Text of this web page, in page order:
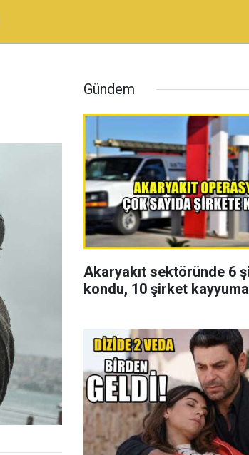
Gündem
Akaryakıt sektöründe 6
kondu, 10 şirket